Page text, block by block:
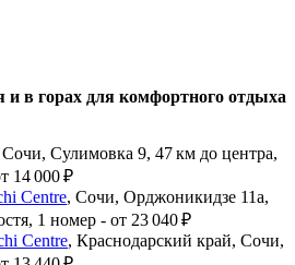
и в горах для комфортного отдыха
Сулимовка 9, ​47 км до центра,
14 000 ₽
Centre, ​Сочи, Орджоникидзе 11а, ​
1 номер - от 23 040 ₽
Centre, Краснодарский край, Сочи,